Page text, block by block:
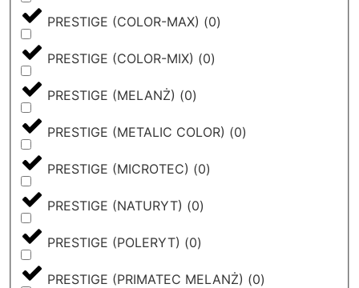
PRESTIGE (COLOR-MAX) (0)
PRESTIGE (COLOR-MIX) (0)
PRESTIGE (MELANŻ) (0)
PRESTIGE (METALIC COLOR) (0)
PRESTIGE (MICROTEC) (0)
PRESTIGE (NATURYT) (0)
PRESTIGE (POLERYT) (0)
PRESTIGE (PRIMATEC MELANŻ) (0)